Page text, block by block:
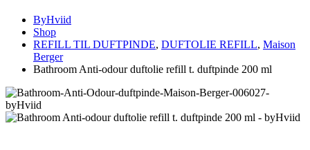
ByHviid
Shop
REFILL TIL DUFTPINDE, DUFTOLIE REFILL, Maison
Berger
Bathroom Anti-odour duftolie refill t. duftpinde 200 ml